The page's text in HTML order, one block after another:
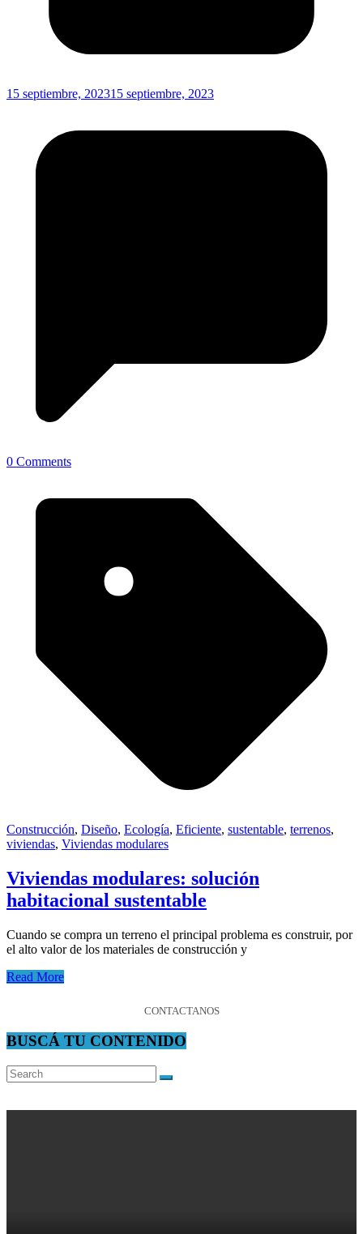
15 septiembre, 202315 septiembre, 2023
0 Comments
Construcción, Diseño, Ecología, Eficiente, sustentable, terrenos,
viviendas, Viviendas modulares
Viviendas modulares: solución
habitacional sustentable
Cuando se compra un terreno el principal problema es construir, por
el alto valor de los materiales de construcción y
Read More
CONTACTANOS
BUSCÁ TU CONTENIDO